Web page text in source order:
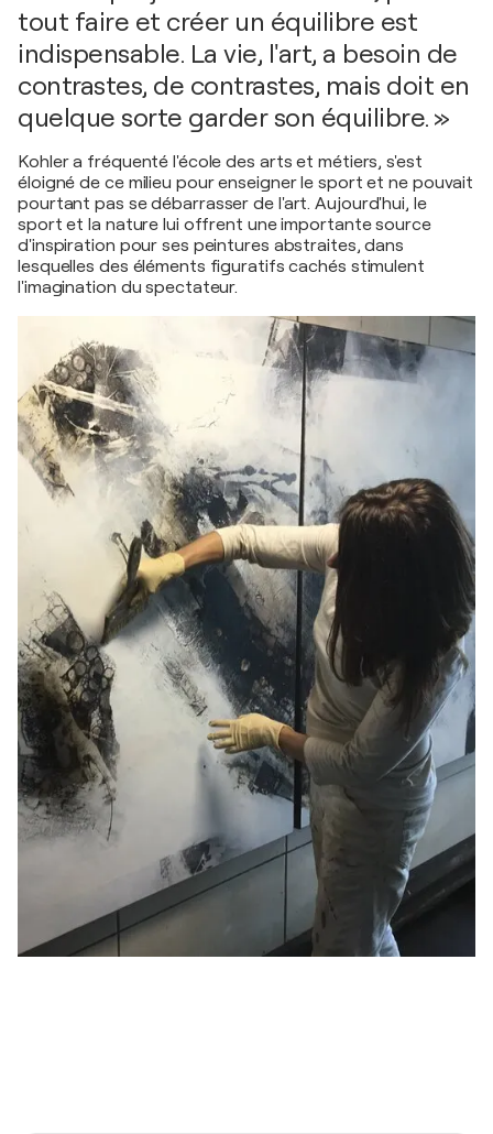
tout faire et créer un équilibre est
indispensable. La vie, l'art, a besoin de
contrastes, de contrastes, mais doit en
quelque sorte garder son équilibre. »
Kohler a fréquenté l'école des arts et métiers, s'est
éloigné de ce milieu pour enseigner le sport et ne pouvait
pourtant pas se débarrasser de l'art. Aujourd'hui, le
sport et la nature lui offrent une importante source
d'inspiration pour ses peintures abstraites, dans
lesquelles des éléments figuratifs cachés stimulent
l'imagination du spectateur.